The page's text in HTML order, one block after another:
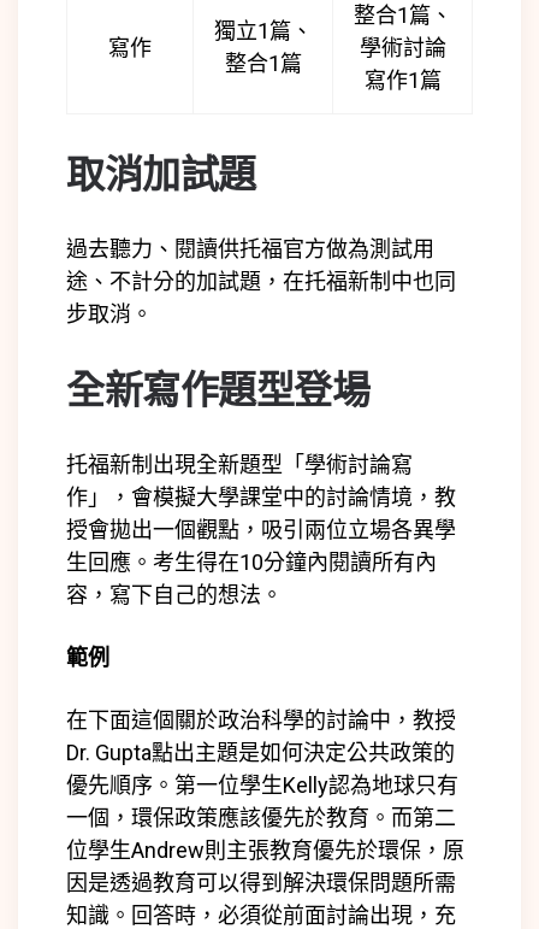
寫作
獨立1篇、
整合1篇
整合1篇、
學術討論
寫作1篇
取消加試題
過去聽力、閱讀供托福官方做為測試用
途、不計分的加試題，在托福新制中也同
步取消。
全新寫作題型登場
托福新制出現全新題型「學術討論寫
作」，會模擬大學課堂中的討論情境，教
授會拋出一個觀點，吸引兩位立場各異學
生回應。考生得在10分鐘內閱讀所有內
容，寫下自己的想法。
範例
在下面這個關於政治科學的討論中，教授
Dr. Gupta點出主題是如何決定公共政策的
優先順序。第一位學生Kelly認為地球只有
一個，環保政策應該優先於教育。而第二
位學生Andrew則主張教育優先於環保，原
因是透過教育可以得到解決環保問題所需
知識。回答時，必須從前面討論出現，充